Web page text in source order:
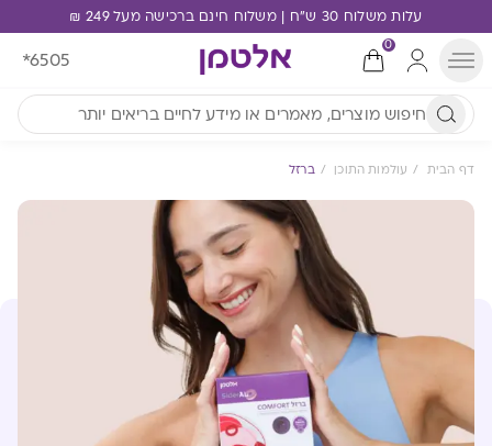
עלות משלוח 30 ש"ח | משלוח חינם ברכישה מעל 249 ₪
0
*6505
דף הבית עולמות התוכן ברזל